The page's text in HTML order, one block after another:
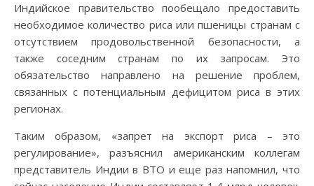
Индийское правительство пообещало предоставить
необходимое количество риса или пшеницы странам с
отсутствием продовольственной безопасности, а
также соседним странам по их запросам. Это
обязательство направлено на решение проблем,
связанных с потенциальным дефицитом риса в этих
регионах.
Таким образом, «запрет на экспорт риса – это
регулирование», разъяснил американским коллегам
представитель Индии в ВТО и еще раз напомнил, что